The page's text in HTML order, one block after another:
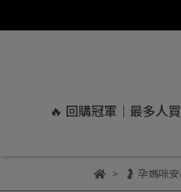
🔥 回購冠軍｜最多人買
🤰 孕媽咪